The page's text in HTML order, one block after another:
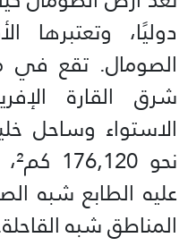
دوليًا، وتعتبرها
الصومال. تقع في
شرق القارة
الاستواء وساحل
عليه الطابع شبه
المناطق شبه